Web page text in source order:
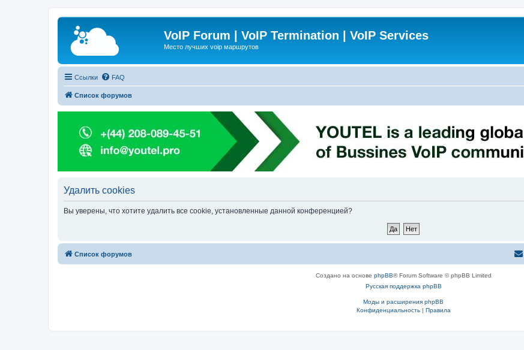
VoIP Forum | VoIP Termination | VoIP Services
Место лучших voip маршрутов
Ссылки FAQ
Список форумов
Удалить cookies
Вы уверены, что хотите удалить все cookie, установленные данной конференцией?
Список форумов
Создано на основе phpBB® Forum Software © phpBB Limited
Русская поддержка phpBB
Моды и расширения phpBB
Конфиденциальность| Правила